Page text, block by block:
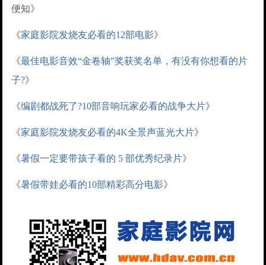
便知》
《家庭影院发烧友必看的12部电影》
《最佳电影音效“金卷轴”奖获奖名单，有没有你想看的片
子?》
《编剧都战死了?10部音响玩家必看的战争大片》
《家庭影院发烧友必看的4K全景声蓝光大片》
《暑假一定要带孩子看的 5 部优秀纪录片》
《暑假带娃必看的10部精彩高分电影》